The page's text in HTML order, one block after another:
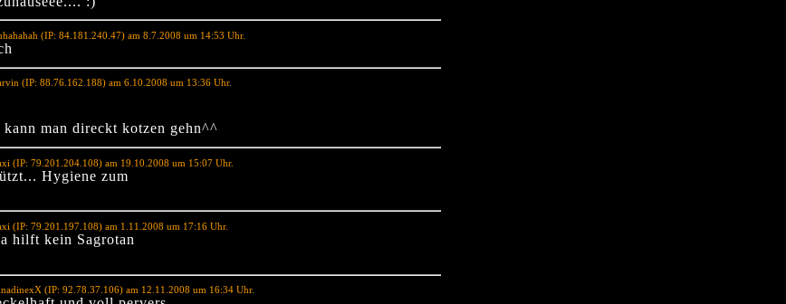
(IP: 84.181.240.47) am 8.7.2008 um 14:53 Uhr.
(IP: 88.76.162.188) am 6.10.2008 um 13:36 Uhr.
man direckt kotzen gehn^^
(IP: 79.201.204.108) am 19.10.2008 um 15:07 Uhr.
Hygiene zum
(IP: 79.201.197.108) am 1.11.2008 um 17:16 Uhr.
hilft kein Sagrotan
(IP: 92.78.37.106) am 12.11.2008 um 16:34 Uhr.